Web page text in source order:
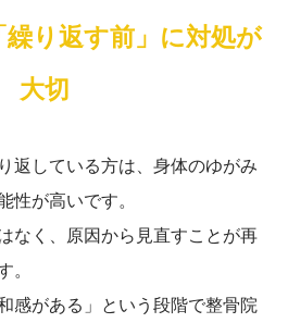
り返す前」に対処が
大切
返している方は、身体のゆがみ
性が高いです。
なく、原因から見直すことが再
。
感がある」という段階で整骨院